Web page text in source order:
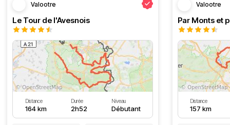
Valootre
Le Tour de l'Avesnois
Distance
164 km
Durée
2h52
Niveau
Débutant
Valootre
Par Monts et
Distance
157 km